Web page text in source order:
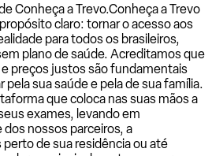
Conheça a Trevo.Conheça a Trevo
claro: tornar o acesso aos
para todos os brasileiros,
plano de saúde. Acreditamos que
preços justos são fundamentais
pela sua saúde e pela de sua família.
que coloca nas suas mãos a
exames, levando em
dos nossos parceiros, a
de sua residência ou até